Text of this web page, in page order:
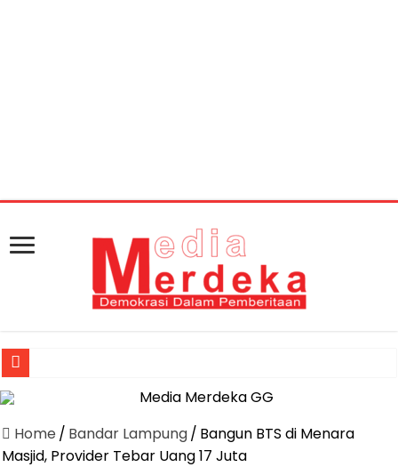
Jasa Raharja Serahkan Santunan kepada Ahli Waris Korban
Dirut Jasa Raharja Dampingi Wamenhub Tinjau Penanganan
Pastikan Pelayanan Maksimal, Direksi Jasa Raharja Tinjau Korban
Home / Bandar Lampung/ Bangun BTS di Menara
Masjid, Provider Tebar Uang 17 Juta